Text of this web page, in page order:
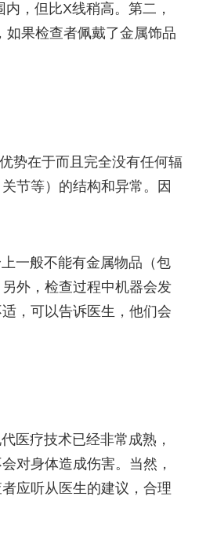
，但比X线稍高。第二，
果检查者佩戴了金属饰品
势在于而且完全没有任何辐
节等）的结构和异常。因
一般不能有金属物品（包
外，检查过程中机器会发
，可以告诉医生，他们会
医疗技术已经非常成熟，
对身体造成伤害。当然，
应听从医生的建议，合理